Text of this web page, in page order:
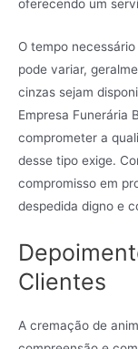
oferecendo um
O tempo
pode variar,
cinzas sejam
Empresa Funerária
comprometer a
desse tipo exige.
compromisso em
despedida digno e
Clientes
A cremação de